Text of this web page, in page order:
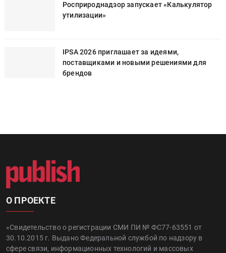
Росприроднадзор запускает «Калькулятор
утилизации»
IPSA 2026 приглашает за идеями,
поставщиками и новыми решениями для
брендов
О ПРОЕКТЕ
«Свидетельство о регистрации СМИ ПИ № ФС77-63551 от
30.10.2015 г. Выдано Федеральной службой по надзору в
сфере связи, информационных технологий и массовых